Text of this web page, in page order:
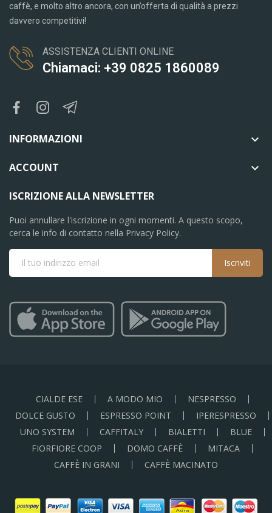
caffè, e molto altro ancora, con un’offerta di qualità a prezzi
davvero competitivi!
ASSISTENZA CLIENTI ONLINE
Chiamaci: +39 0825 1860089
INFORMAZIONI 
ACCOUNT 
ISCRIZIONE ALLA NEWSLETTER
Puoi annullare l'iscrizione in ogni momenti. A questo scopo,
cerca le info di contatto nella Privacy Policy.
Iscriviti
CIALDE ESE A MODO MIO
NESPRESSO
DOLCE GUSTO
ESPRESSO POINT
IPERESPRESSO
UNO SYSTEM
CAFFITALY BIALETTI
BLUE
FIORFIORE COOP
DOMO CAFFÈ
MITACA
CAFFÈ IN GRANI
CAFFÈ MACINATO